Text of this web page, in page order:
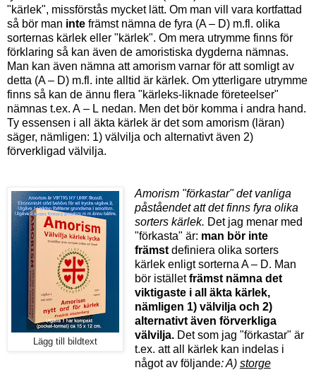
"kärlek", missförstås mycket lätt. Om man vill vara kortfattad
så bör man inte främst nämna de fyra (A – D) m.fl. olika
sorternas kärlek eller "kärlek". Om mera utrymme finns för
förklaring så kan även de amoristiska dygderna nämnas.
Man kan även nämna att amorism varnar för att somligt av
detta (A – D) m.fl. inte alltid är kärlek. Om ytterligare utrymme
finns så kan de ännu flera "kärleks-liknade företeelser"
nämnas t.ex. A – L nedan. Men det bör komma i andra hand.
Ty essensen i all äkta kärlek är det som amorism (läran)
säger, nämligen: 1) välvilja och alternativt även 2)
förverkligad välvilja.
Lägg till bildtext
Amorism "förkastar" det vanliga
påståendet att det finns fyra olika
sorters kärlek. Det jag menar med
"förkasta" är: man bör inte
främstdefiniera olika sorters
kärlek enligt sorterna A – D. Man
bör iställetfrämstnämna det
viktigaste i all äkta kärlek,
nämligen 1) välvilja och 2)
alternativt även förverkliga
välvilja.Det som jag "förkastar" är
t.ex. att all kärlek kan indelas i
något av följande: A) storge